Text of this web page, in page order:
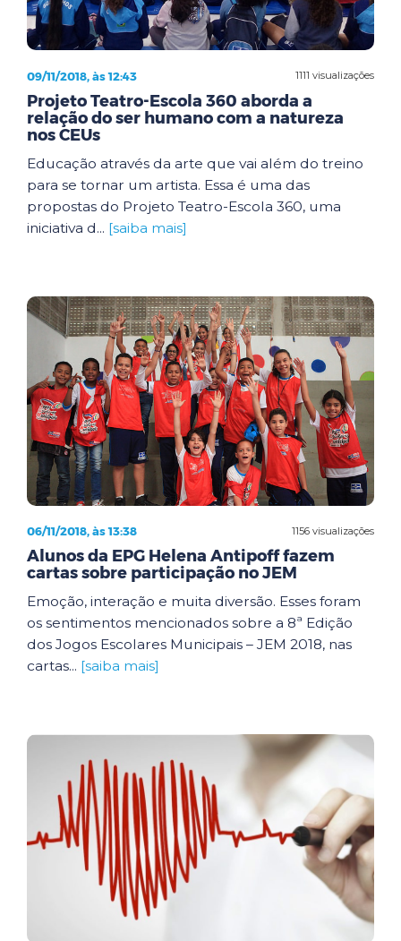
1111 visualizações
09/11/2018, às 12:43
Projeto Teatro-Escola 360 aborda a
relação do ser humano com a natureza
nos CEUs
Educação através da arte que vai além do treino
para se tornar um artista. Essa é uma das
propostas do Projeto Teatro-Escola 360, uma
iniciativa d... [saiba mais]
1156 visualizações
06/11/2018, às 13:38
Alunos da EPG Helena Antipoff fazem
cartas sobre participação no JEM
Emoção, interação e muita diversão. Esses foram
os sentimentos mencionados sobre a 8ª Edição
dos Jogos Escolares Municipais – JEM 2018, nas
cartas... [saiba mais]